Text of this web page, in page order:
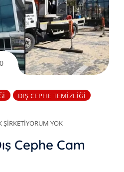
DIŞ CEPHE TEMIZLIĞI
ŞIRKETIYORUM YOK
Cephe Cam